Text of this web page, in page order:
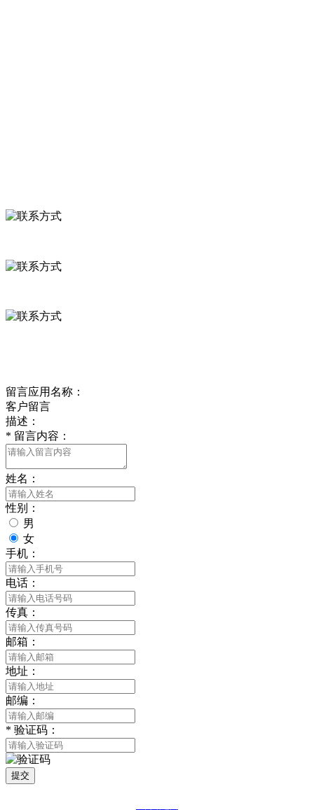
留言应用名称：
客户留言
描述：
* 留言内容：
姓名：
性别：
男
女
手机：
电话：
传真：
邮箱：
地址：
邮编：
* 验证码：
提交